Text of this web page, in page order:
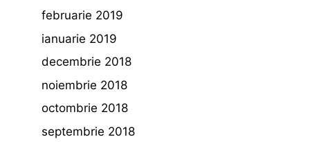
februarie 2019
ianuarie 2019
decembrie 2018
noiembrie 2018
octombrie 2018
septembrie 2018